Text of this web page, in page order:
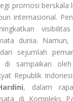
promosi berskala
internasional.
dunia. Namun,
sejumlah
di sampaikan
Republik
, dalam
di Kompleks